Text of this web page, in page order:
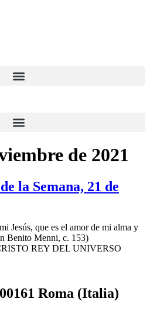
de 2021
la Semana, 21 de
Jesús, que es el amor de mi alma y
Benito Menni, c. 153)
REY DEL UNIVERSO
Roma (Italia)